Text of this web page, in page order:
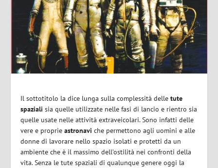
Il sottotitolo la dice lunga sulla complessità delletute
spaziali sia quelle utilizzate nelle fasi di lancio e rientro sia
quelle usate nelle attività extraveicolari. Sono infatti delle
vere e proprie astronavi che permettono agli uomini e alle
donne di lavorare nello spazio isolati e protetti da un
ambiente che è il massimo dell’ostilità nei confronti della
vita. Senza le tute spaziali di qualunque genere oggi la